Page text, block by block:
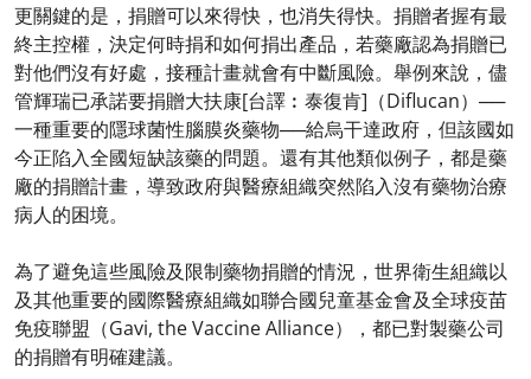
更關鍵的是，捐贈可以來得快，也消失得快。捐贈者握有最
終主控權，決定何時捐和如何捐出產品，若藥廠認為捐贈已
對他們沒有好處，接種計畫就會有中斷風險。舉例來說，儘
管輝瑞已承諾要捐贈大扶康[台譯︰泰復肯]（Diflucan）──
一種重要的隱球菌性腦膜炎藥物──給烏干達政府，但該國如
今正陷入全國短缺該藥的問題。還有其他類似例子，都是藥
廠的捐贈計畫，導致政府與醫療組織突然陷入沒有藥物治療
病人的困境。
為了避免這些風險及限制藥物捐贈的情況，世界衛生組織以
及其他重要的國際醫療組織如聯合國兒童基金會及全球疫苗
免疫聯盟（Gavi, the Vaccine Alliance），都已對製藥公司
的捐贈有明確建議。